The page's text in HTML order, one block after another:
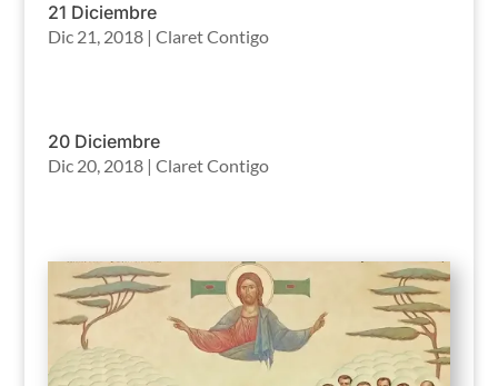
21 Diciembre
Dic 21, 2018| Claret Contigo
20 Diciembre
Dic 20, 2018| Claret Contigo